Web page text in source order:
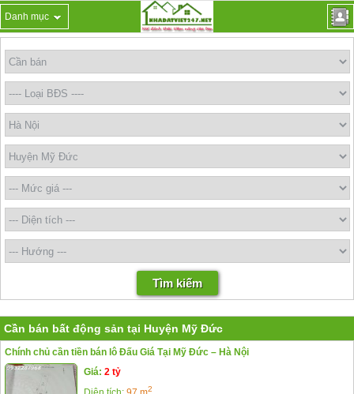
Danh mục
Cần bán bất động sản tại Huyện Mỹ Đức
Chính chủ cần tiền bán lô Đấu Giá Tại Mỹ Đức – Hà Nội
Giá: 2 tỷ
2